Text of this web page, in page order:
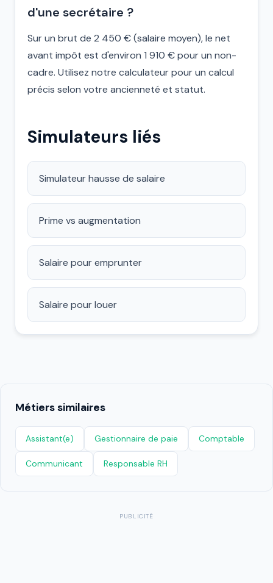
d'une secrétaire ?
Sur un brut de 2 450 € (salaire moyen), le net
avant impôt est d'environ 1 910 € pour un non-
cadre. Utilisez notre calculateur pour un calcul
précis selon votre ancienneté et statut.
Simulateurs liés
Simulateur hausse de salaire
Prime vs augmentation
Salaire pour emprunter
Salaire pour louer
Métiers similaires
Assistant(e) Gestionnaire de paie Comptable
Communicant Responsable RH
PUBLICITÉ